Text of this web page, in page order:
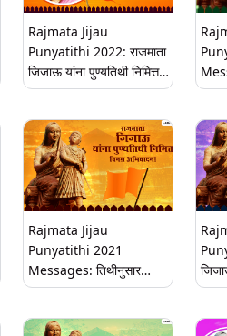
Rajmata Jijau
Punyatithi 2022: राजमाता
जिजाऊ यांना पुण्यतिथी निमित्त
अभिवादन करण्यासाठी
Messages!
Rajmata Jijau
Punyatithi 2021
Messages: तिथीनुसार
राजमाता जिजाबाई पुण्यतिथी
HD Images, Greetings